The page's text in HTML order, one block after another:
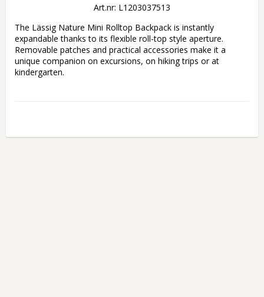
Art.nr: L1203037513
The Lässig Nature Mini Rolltop Backpack is instantly
expandable thanks to its flexible roll-top style aperture.
Removable patches and practical accessories make it a
unique companion on excursions, on hiking trips or at
kindergarten.